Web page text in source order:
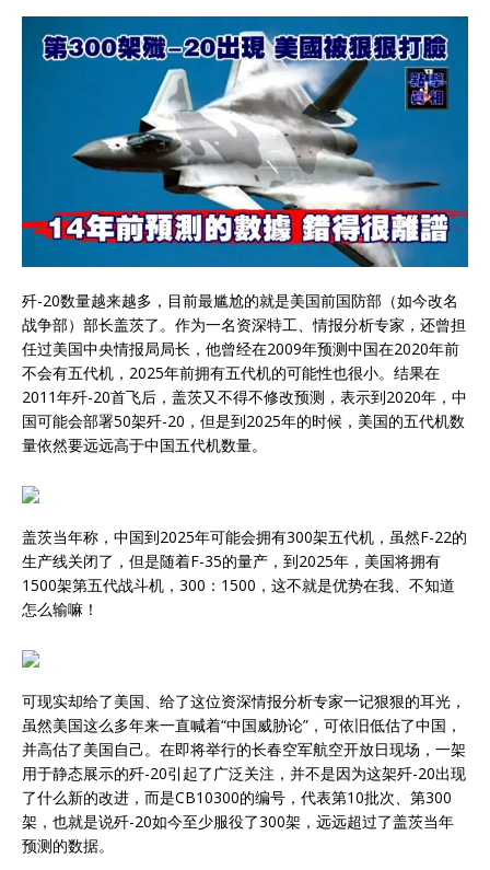
歼-20数量越来越多，目前最尴尬的就是美国前国防部（如今改名
战争部）部长盖茨了。作为一名资深特工、情报分析专家，还曾担
任过美国中央情报局局长，他曾经在2009年预测中国在2020年前
不会有五代机，2025年前拥有五代机的可能性也很小。结果在
2011年歼-20首飞后，盖茨又不得不修改预测，表示到2020年，中
国可能会部署50架歼-20，但是到2025年的时候，美国的五代机数
量依然要远远高于中国五代机数量。
盖茨当年称，中国到2025年可能会拥有300架五代机，虽然F-22的
生产线关闭了，但是随着F-35的量产，到2025年，美国将拥有
1500架第五代战斗机，300：1500，这不就是优势在我、不知道
怎么输嘛！
可现实却给了美国、给了这位资深情报分析专家一记狠狠的耳光，
虽然美国这么多年来一直喊着“中国威胁论”，可依旧低估了中国，
并高估了美国自己。在即将举行的长春空军航空开放日现场，一架
用于静态展示的歼-20引起了广泛关注，并不是因为这架歼-20出现
了什么新的改进，而是CB10300的编号，代表第10批次、第300
架，也就是说歼-20如今至少服役了300架，远远超过了盖茨当年
预测的数据。